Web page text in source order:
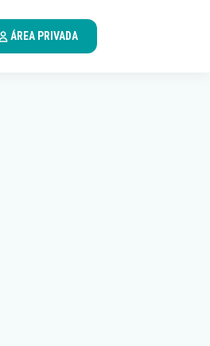
ÁREA PRIVADA